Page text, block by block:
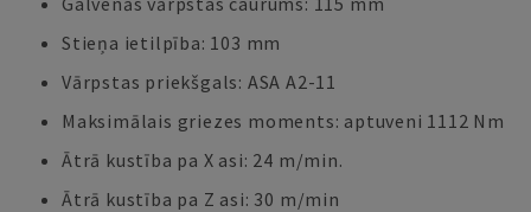
Stieņa ietilpība: 103 mm
Vārpstas priekšgals: ASA A2-11
Maksimālais griezes moments: aptuveni 1112 Nm
Ātrā kustība pa X asi: 24 m/min.
Ātrā kustība pa Z asi: 30 m/min